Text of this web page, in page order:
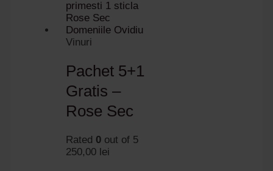
Vinuri
Pachet 5+1
Gratis –
Rose Sec
Rated 0 out of 5
250,00 lei